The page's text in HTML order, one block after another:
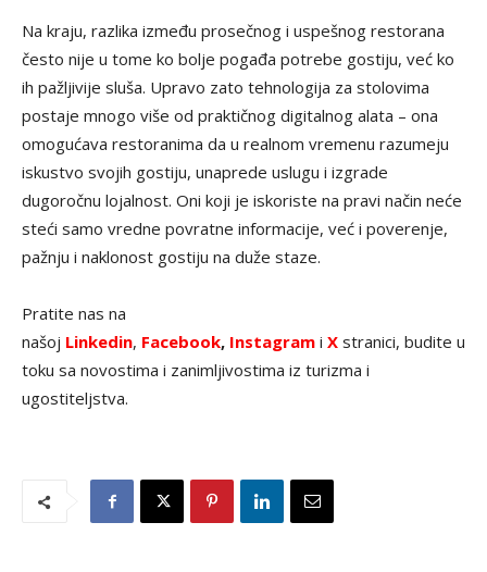
Na kraju, razlika između prosečnog i uspešnog restorana
često nije u tome ko bolje pogađa potrebe gostiju, već ko
ih pažljivije sluša. Upravo zato tehnologija za stolovima
postaje mnogo više od praktičnog digitalnog alata – ona
omogućava restoranima da u realnom vremenu razumeju
iskustvo svojih gostiju, unaprede uslugu i izgrade
dugoročnu lojalnost. Oni koji je iskoriste na pravi način neće
steći samo vredne povratne informacije, već i poverenje,
pažnju i naklonost gostiju na duže staze.
Pratite nas na
našoj Linkedin, Facebook, Instagram i X stranici, budite u
toku sa novostima i zanimljivostima iz turizma i
ugostiteljstva.